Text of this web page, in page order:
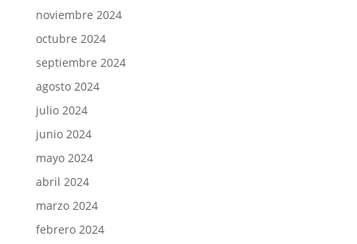
noviembre 2024
octubre 2024
septiembre 2024
agosto 2024
julio 2024
junio 2024
mayo 2024
abril 2024
marzo 2024
febrero 2024